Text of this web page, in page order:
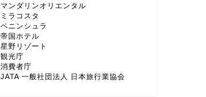
マンダリンオリエンタル
ミラコスタ
ペニンシュラ
帝国ホテル
星野リゾート
観光庁
消費者庁
JATA 一般社団法人 日本旅行業協会